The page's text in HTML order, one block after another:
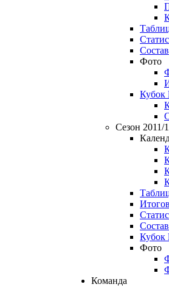
Состав
Фото
Кубок
Сезон 2011/
Кубок
Фото
Команда